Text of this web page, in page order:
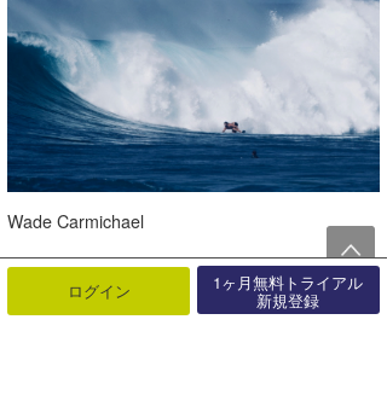
Wade Carmichael
ログイン 1ヶ月無料トライアル
新規登録